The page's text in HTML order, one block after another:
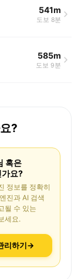
541m
도보 8분
585m
도보 9분
?
혹은
가요?
정보를 정확히
진과 AI 검색
될 수 있는
세요.
리하기→